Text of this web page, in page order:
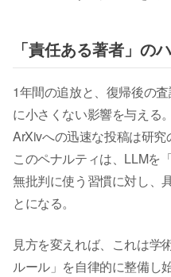
「責任ある著者」の
1年間の追放と、復帰後の
に小さくない影響を与える
ArXivへの迅速な投稿は研究
このペナルティは、LLMを
無批判に使う習慣に対し、
とになる。
見方を変えれば、これは学
ルール」を自律的に整備し